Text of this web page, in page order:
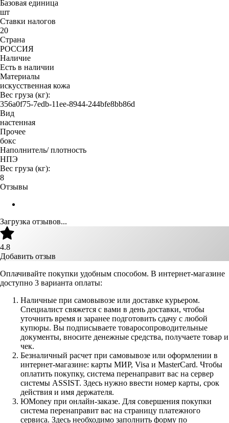
Базовая единица
шт
Ставки налогов
20
Страна
РОССИЯ
Наличие
Есть в наличии
Материалы
искусственная кожа
Вес груза (кг):
356a0f75-7edb-11ee-8944-244bfe8bb86d
Вид
настенная
Прочее
бокс
Наполнитель/ плотность
НПЭ
Вес груза (кг):
8
Отзывы
Загрузка отзывов...
4.8
Добавить отзыв
Оплачивайте покупки удобным способом. В интернет-магазине
доступно 3 варианта оплаты:
Наличные при самовывозе или доставке курьером.
Специалист свяжется с вами в день доставки, чтобы
уточнить время и заранее подготовить сдачу с любой
купюры. Вы подписываете товаросопроводительные
документы, вносите денежные средства, получаете товар и
чек.
Безналичный расчет при самовывозе или оформлении в
интернет-магазине: карты МИР, Visa и MasterCard. Чтобы
оплатить покупку, система перенаправит вас на сервер
системы ASSIST. Здесь нужно ввести номер карты, срок
действия и имя держателя.
ЮMoney при онлайн-заказе. Для совершения покупки
система перенаправит вас на страницу платежного
сервиса. Здесь необходимо заполнить форму по